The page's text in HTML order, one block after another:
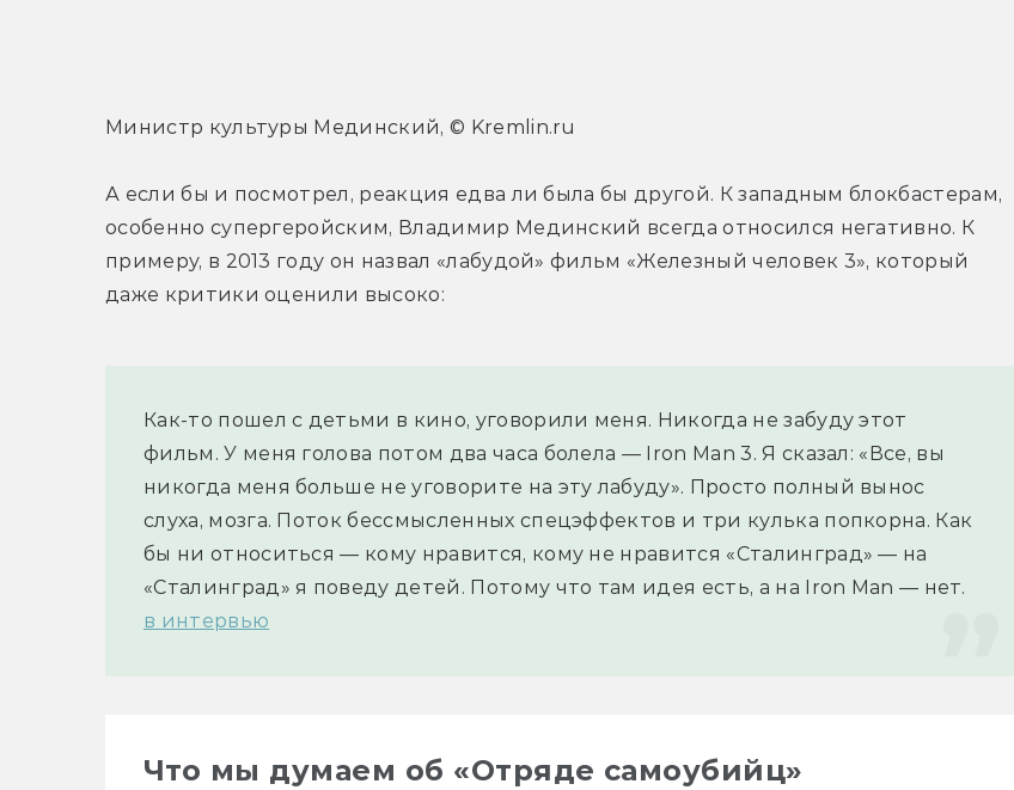
Министр культуры Мединский, © Kremlin.ru
А если бы и посмотрел, реакция едва ли была бы другой. К западным блокбастерам,
особенно супергеройским, Владимир Мединский всегда относился негативно. К
примеру, в 2013 году он назвал «лабудой» фильм «Железный человек 3», который
даже критики оценили высоко:
Как-то пошел с детьми в кино, уговорили меня. Никогда не забуду этот
фильм. У меня голова потом два часа болела — Iron Man 3. Я сказал: «Все, вы
никогда меня больше не уговорите на эту лабуду». Просто полный вынос
слуха, мозга. Поток бессмысленных спецэффектов и три кулька попкорна. Как
бы ни относиться — кому нравится, кому не нравится «Сталинград» — на
«Сталинград» я поведу детей. Потому что там идея есть, а на Iron Man — нет.
в интервью
Что мы думаем об «Отряде самоубийц»